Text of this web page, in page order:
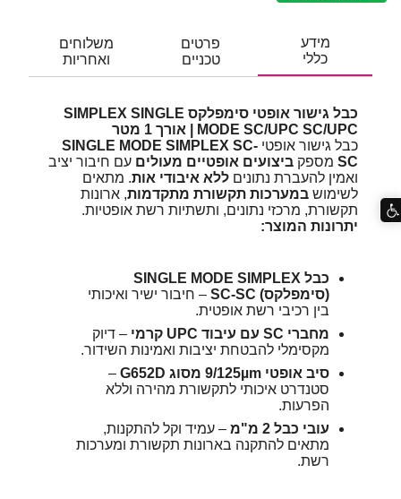
מידע
כללי
פרטים
טכניים
משלוחים
ואחריות
כבל גישור אופטי סימפלקס SIMPLEX SINGLE
MODE SC/UPC SC/UPC | אורך 1 מטר
כבל גישור אופטי SINGLE MODE SIMPLEX SC-
SC מספק ביצועים אופטיים מעולים עם חיבור יציב
ואמין להעברת נתונים ללא איבודי אות. מתאים
לשימוש במערכות תקשורת מתקדמות, ארונות
תקשורת, מרכזי נתונים, ותשתיות רשת אופטיות.
יתרונות המוצר:
כבל SINGLE MODE SIMPLEX
(סימפלקס) SC-SC
– חיבור ישיר ואיכותי
בין רכיבי רשת אופטית.
מחברי SC עם עיבוד UPC קרמי
– דיוק
מקסימלי להבטחת יציבות ואמינות השידור.
סיב אופטי 9/125µm מסוג G652D
–
סטנדרט איכותי לתקשורת מהירה וללא
הפרעות.
עובי כבל 2 מ"מ
– עמיד וקל להתקנות,
מתאים להתקנה בארונות תקשורת ומערכות
רשת.